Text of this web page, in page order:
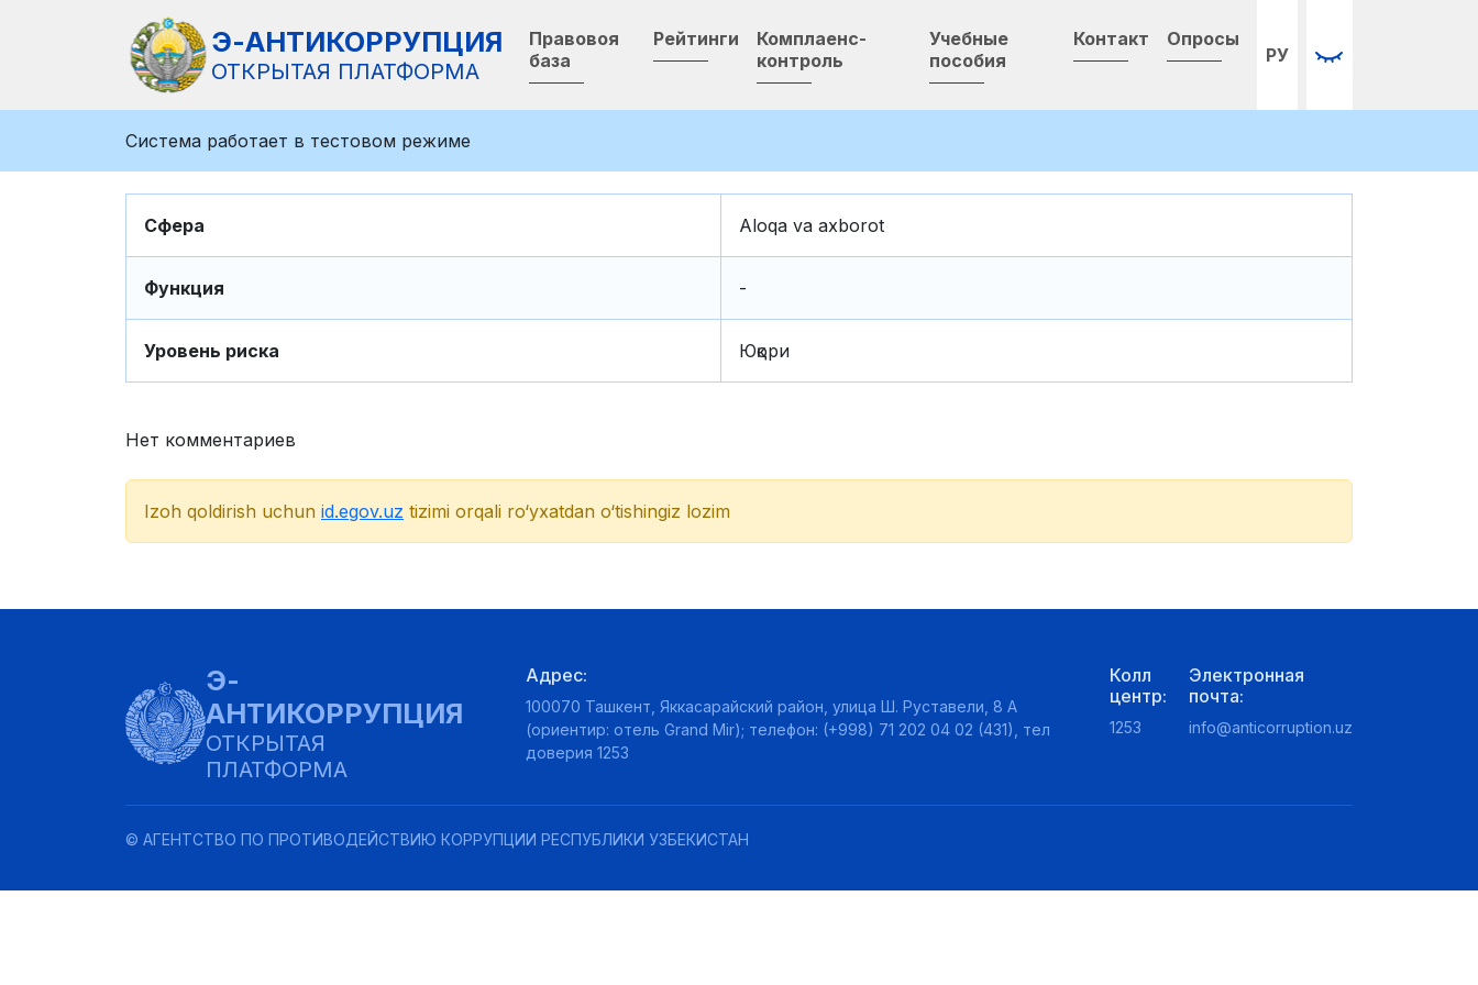
Э-АНТИКОРРУПЦИЯ
ОТКРЫТАЯ ПЛАТФОРМА
Правовоя
база
Рейтинги
Комплаенс-
контроль
Учебные
пособия
Контакт Опросы
РУ
Система работает в тестовом режиме
Сфера Aloqa va axborot
Функция -
Уровень риска Юқори
Нет комментариев
Izoh qoldirish uchun id.egov.uz tizimi orqali ro‘yxatdan o‘tishingiz lozim
Э-
АНТИКОРРУПЦИЯ
ОТКРЫТАЯ
ПЛАТФОРМА
Адрес:
100070 Ташкент, Яккасарайский район, улица Ш. Руставели, 8 А
(ориентир: отель Grand Mir); телефон: (+998) 71 202 04 02 (431), тел
доверия 1253
Колл
центр:
1253
Электронная
почта:
info@anticorruption.uz
© АГЕНТСТВО ПО ПРОТИВОДЕЙСТВИЮ КОРРУПЦИИ РЕСПУБЛИКИ УЗБЕКИСТАН